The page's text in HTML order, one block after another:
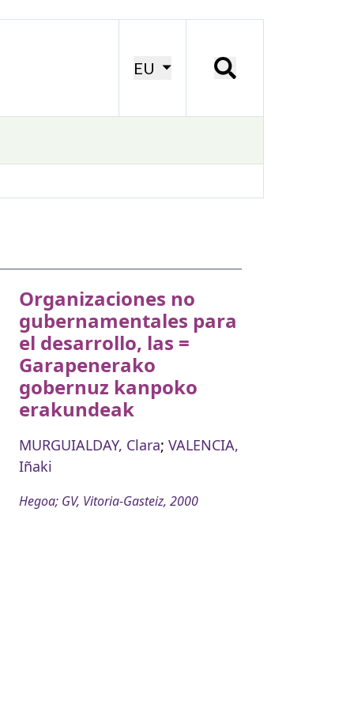
EU
Organizaciones no
gubernamentales para
el desarrollo, las =
Garapenerako
gobernuz kanpoko
erakundeak
MURGUIALDAY, Clara; VALENCIA,
Iñaki
Hegoa; GV, Vitoria-Gasteiz, 2000